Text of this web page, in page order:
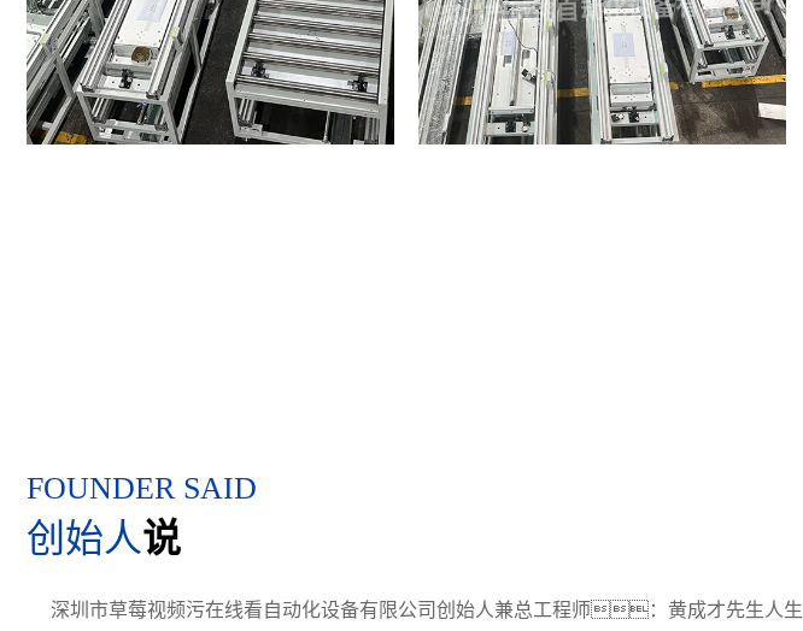
FOUNDER SAID
创始人说
深圳市草莓视频污在线看自动化设备有限公司创始人兼总工程师：黄成才先生人生